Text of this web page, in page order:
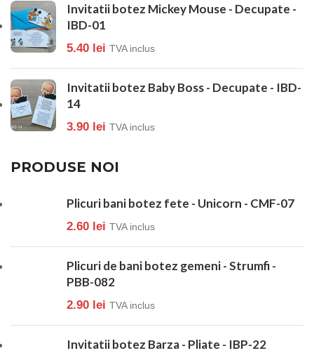
Invitatii botez Mickey Mouse - Decupate -
IBD-01
5.40 lei TVA inclus
Invitatii botez Baby Boss - Decupate - IBD-
14
3.90 lei TVA inclus
PRODUSE NOI
Plicuri bani botez fete - Unicorn - CMF-07
2.60 lei TVA inclus
Plicuri de bani botez gemeni - Strumfi -
PBB-082
2.90 lei TVA inclus
Invitatii botez Barza - Pliate - IBP-22